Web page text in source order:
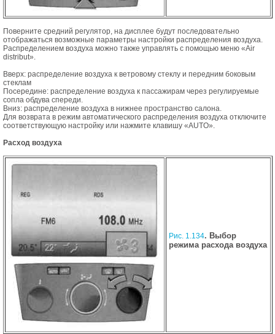
Поверните средний регулятор, на дисплее будут последовательно
отображаться возможные параметры настройки распределения воздуха.
Распределением воздуха можно также управлять с помощью меню «Air
distribut».
Вверх: распределение воздуха к ветровому стеклу и передним боковым
стеклам
Посередине: распределение воздуха к пассажирам через регулируемые
сопла обдува спереди.
Вниз: распределение воздуха в нижнее пространство салона.
Для возврата в режим автоматического распределения воздуха отключите
соответствующую настройку или нажмите клавишу «AUTO».
Расход воздуха
Рис. 1.134. Выбор
режима расхода воздуха